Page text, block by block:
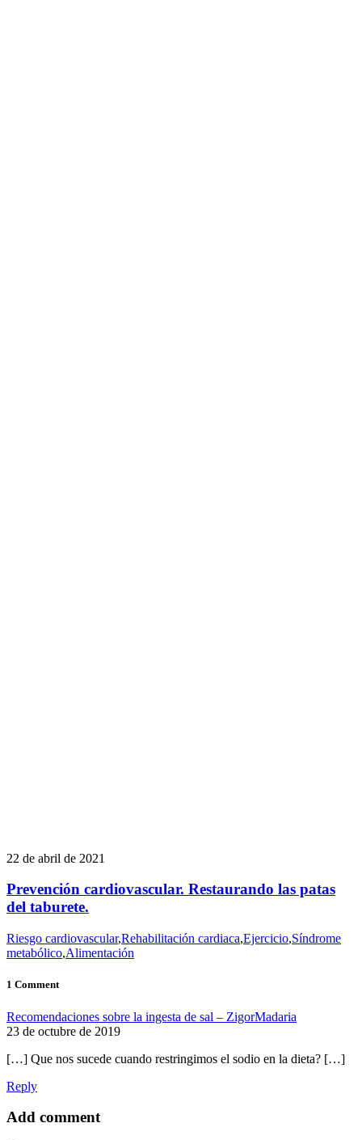
22 de abril de 2021
Prevención cardiovascular. Restaurando las patas
del taburete.
Riesgo cardiovascular,Rehabilitación cardiaca,Ejercicio,Síndrome
metabólico,Alimentación
1 Comment
Recomendaciones sobre la ingesta de sal – ZigorMadaria
23 de octubre de 2019
[…] Que nos sucede cuando restringimos el sodio en la dieta? […]
Reply
Add comment